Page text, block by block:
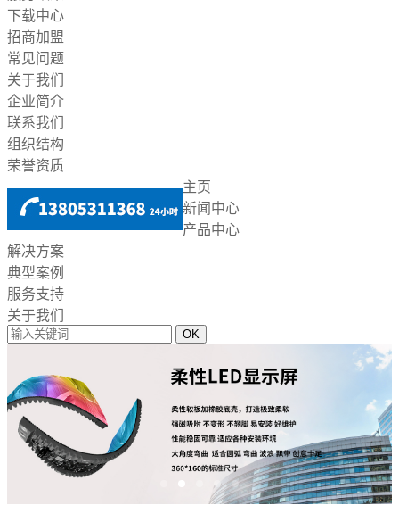
下载中心
招商加盟
常见问题
关于我们
企业简介
联系我们
组织结构
荣誉资质
主页
新闻中心
产品中心
解决方案
典型案例
服务支持
关于我们